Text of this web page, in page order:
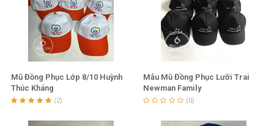
Mũ lưỡi trai đồng phục Seamap
Mũ Đồng Phục Lớp 8/10 Huỳnh
Thúc Kháng
(2)
Mẫu Mũ Đồng Phục Lưỡi Trai
Newman Family
(0)